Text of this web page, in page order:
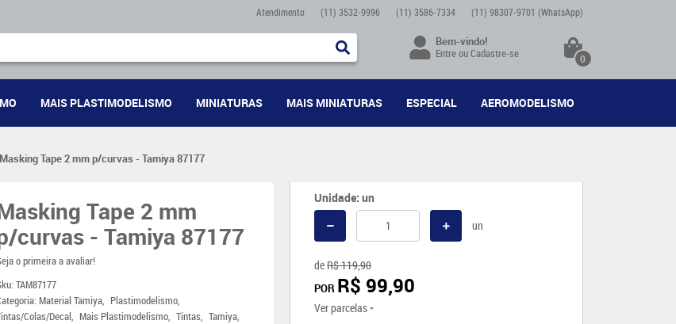
Atendimento (11) 3532-9996 (11) 3586-7334 (11) 98307-9701 (WhatsApp)
Bem-vindo!
EntreouCadastre-se 0
MAIS PLASTIMODELISMO MINIATURAS MAIS MINIATURAS ESPECIAL AEROMODELISMO
Masking Tape 2 mm p/curvas - Tamiya 87177
Tape 2 mm
curvas - Tamiya 87177
o primeira a avaliar!
TAM87177
Material Tamiya
Plastimodelismo
Colas/Decal
Mais Plastimodelismo Tintas
Tamiya
Unidade: un
un
deR$ 119,90
POR R$ 99,90
Ver parcelas